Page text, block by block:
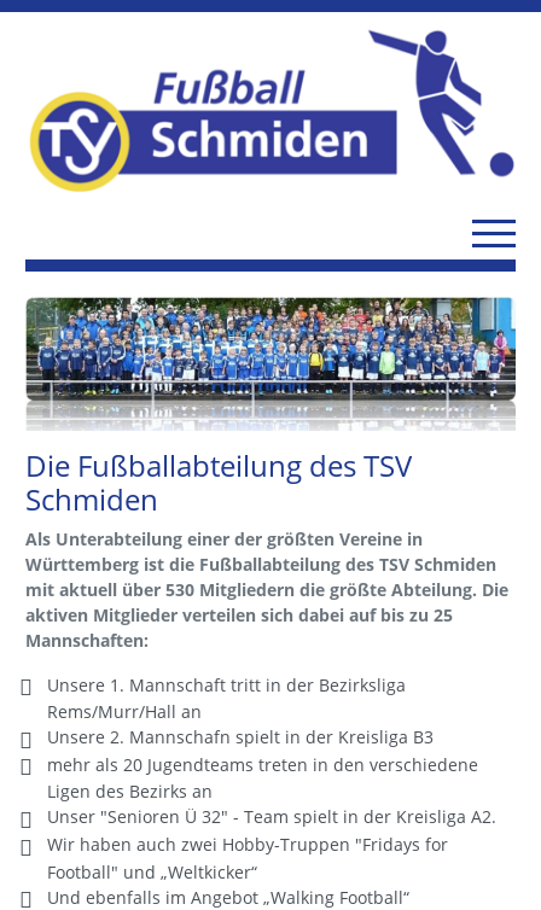
Die Fußballabteilung des TSV
Schmiden
Als Unterabteilung einer der größten Vereine in
Württemberg ist die Fußballabteilung des TSV Schmiden
mit aktuell über 530 Mitgliedern die größte Abteilung. Die
aktiven Mitglieder verteilen sich dabei auf bis zu 25
Mannschaften:
Unsere 1. Mannschaft tritt in der Bezirksliga
Rems/Murr/Hall an
Unsere 2. Mannschafn spielt in der Kreisliga B3
mehr als 20 Jugendteams treten in den verschiedene
Ligen des Bezirks an
Unser "Senioren Ü 32" - Team spielt in der Kreisliga A2.
Wir haben auch zwei Hobby-Truppen "Fridays for
Football" und „Weltkicker“
Und ebenfalls im Angebot „Walking Football“